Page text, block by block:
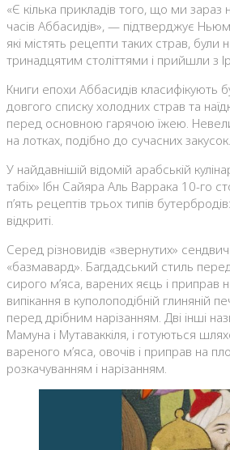
«Є кілька прикладів того, що ми
часів Аббасидів», — підтверджує
які містять рецепти таких страв, були
тринадцятим століттями і прийшли з
Книги епохи Аббасидів класифікують
довгого списку холодних страв та
перед основною гарячою їжею.
на лотках, подібно до сучасних закусок.
У найдавнішій відомій арабській
табіх» Ібн Сайяра Аль Варрака 10-го
п’ять рецептів трьох типів
відкриті.
Серед різновидів «звернутих»
«базмавард». Багдадський стиль
сирого м’яса, варених яєць і приправ
випікання в куполоподібній глиняній
перед дрібним нарізанням. Дві інші
Мамуна і Мутаваккіля, і готуються
вареного м’яса, овочів і приправ на
розкачуванням і нарізанням.